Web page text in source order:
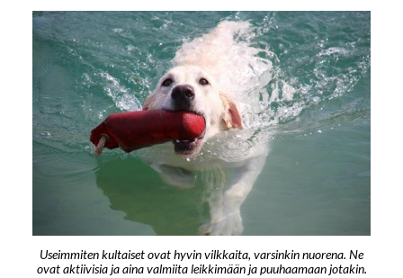
Useimmiten kultaiset ovat hyvin vilkkaita, varsinkin nuorena. Ne
ovat aktiivisia ja aina valmiita leikkimään ja puuhaamaan jotakin.